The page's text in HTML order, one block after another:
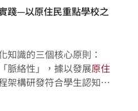
踐—以原住民重點學校之
識的三個核心原則：
脈絡性」，據以發展原住
架構研發符合學生認知特
教學進行教學實驗，並